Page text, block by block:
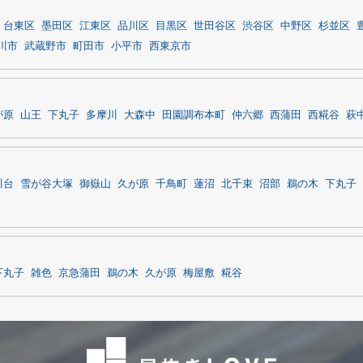
台東区 墨田区 江東区 品川区 目黒区 世田谷区 渋谷区 中野区 杉並区
市 武蔵野市 町田市 小平市 西東京市
原 山王 下丸子 多摩川 大森中 田園調布本町 仲六郷 西蒲田 西糀谷 萩
台 雪が谷大塚 御嶽山 久が原 千鳥町 蓮沼 北千束 沼部 鵜の木 下丸子
丸子 雑色 京急蒲田 鵜の木 久が原 梅屋敷 糀谷